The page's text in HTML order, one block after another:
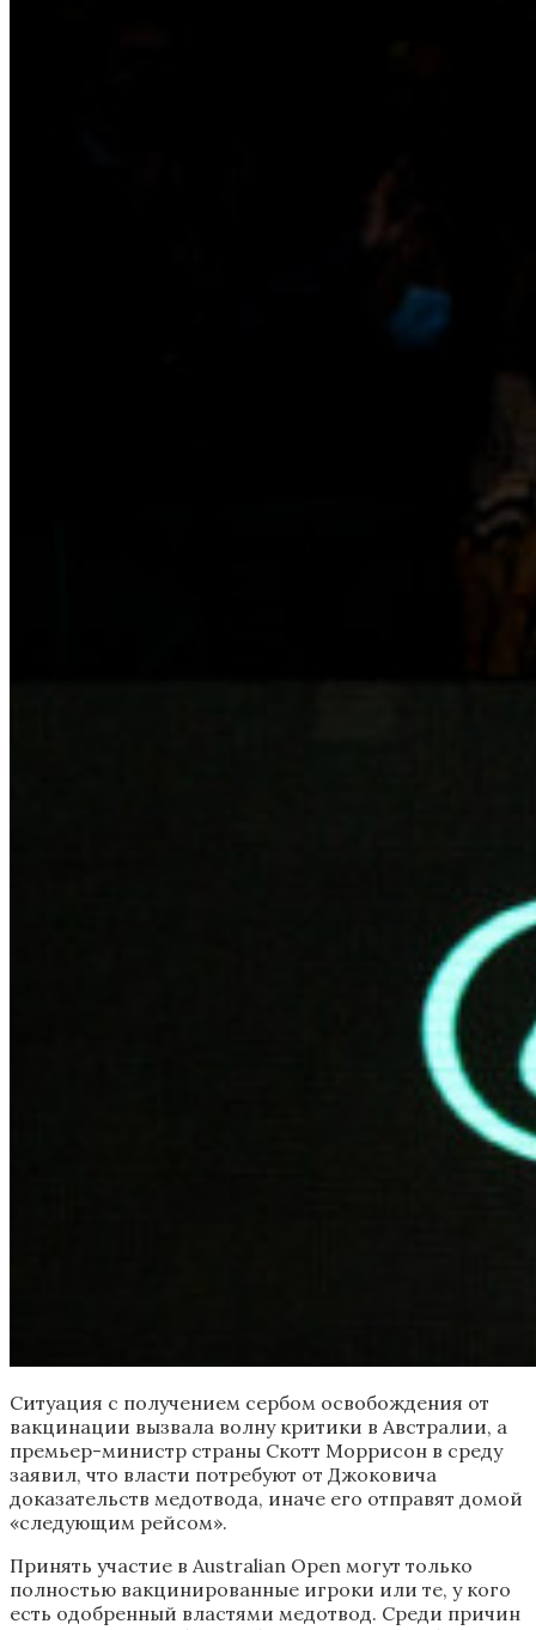
Ситуация с получением сербом освобождения от
вакцинации вызвала волну критики в Австралии, а
премьер-министр страны Скотт Моррисон в среду
заявил, что власти потребуют от Джоковича
доказательств медотвода, иначе его отправят домой
«следующим рейсом».
Принять участие в Australian Open могут только
полностью вакцинированные игроки или те, у кого
есть одобренный властями медотвод. Среди причин